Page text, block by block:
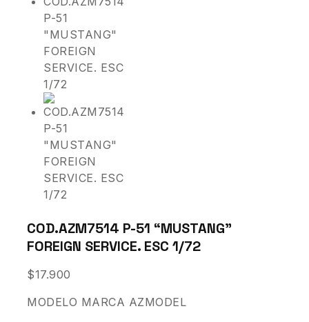
COD.AZM7514 P-51 “MUSTANG”
FOREIGN SERVICE. ESC 1/72
$17.900
MODELO MARCA AZMODEL